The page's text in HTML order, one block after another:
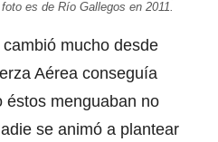
es de Río Gallegos en 2011.
mucho desde
Aérea conseguía
éstos menguaban no
se animó a plantear